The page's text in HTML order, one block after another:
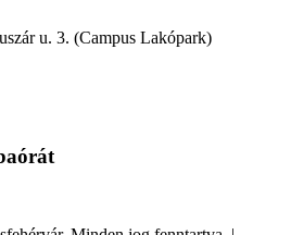
u. 3. (Campus Lakópark)